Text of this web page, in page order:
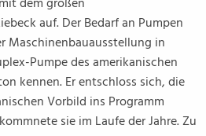
auf. Der Bedarf an Pumpen
Maschinenbauausstellung in
Pumpe des amerikanischen
kennen. Er entschloss sich, die
Vorbild ins Programm
sie im Laufe der Jahre. Zu